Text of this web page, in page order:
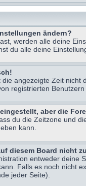
ändern?
werden alle deine
du alle deine
angezeigte Zeit nicht
registrierten
aber die
du die Zeitzone und
kann.
diesem Board nicht
entweder deine
Falls es noch nicht
jeder Seite).